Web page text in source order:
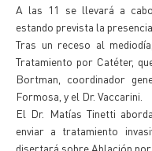
A las 11 se llevará a
estando prevista la
Tras un receso al
Tratamiento por Catéter,
Bortman, coordinador
Formosa, y el Dr. Vaccarini.
El Dr. Matías Tinetti
enviar a tratamiento
disertará sobre Ablación